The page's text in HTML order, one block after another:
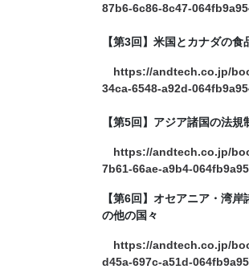
87b6-6c86-8c47-
【第3回】米国とカナダの食
https://andtech.co.jp/
34ca-6548-a92d-
【第5回】アジア諸国の法規
https://andtech.co.jp/
7b61-66ae-a9b4-
【第6回】オセアニア・湾
の他の国々
https://andtech.co.jp/
d45a-697c-a51d-